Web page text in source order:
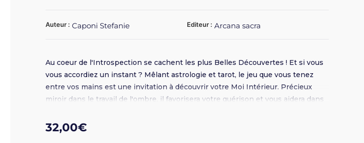
Auteur : Caponi Stefanie Editeur : Arcana sacra
Au coeur de l'Introspection se cachent les plus Belles Découvertes ! Et si vous
vous accordiez un instant ? Mêlant astrologie et tarot, le jeu que vous tenez
entre vos mains est une invitation à découvrir votre Moi Intérieur. Précieux
miroir dans le travail de l'ombre, il favorisera votre guérison et vous aidera dans
signe astrologique avant de passer au suivant. Cette période est propice à la
pause et à la réflexion. Chaque carte de ce jeu représente les énergies que
32,00€